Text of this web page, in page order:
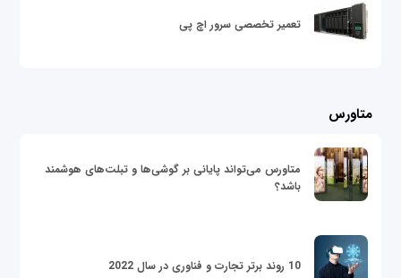
تعمیر تخصصی سرور اچ پی
متاورس
متاورس می‌تواند پایانی بر گوشی‌ها و تبلت‌های هوشمند
باشد؟
10 روند برتر تجارت و فناوری در سال 2022